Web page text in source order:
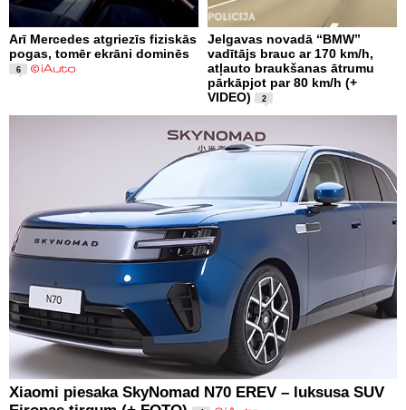
Arī Mercedes atgriezīs fiziskās
pogas, tomēr ekrāni dominēs
6
Jelgavas novadā “BMW”
vadītājs brauc ar 170 km/h,
atļauto braukšanas ātrumu
pārkāpjot par 80 km/h (+
VIDEO)
2
Xiaomi piesaka SkyNomad N70 EREV – luksusa SUV